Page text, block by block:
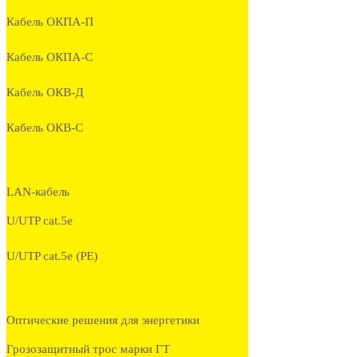
Кабель ОКПА-П
Кабель ОКПА-С
Кабель ОКВ-Д
Кабель ОКВ-С
LAN-кабель
U/UTP cat.5e
U/UTP cat.5e (PE)
Оптические решения для энергетики
Грозозащитный трос марки ГТ